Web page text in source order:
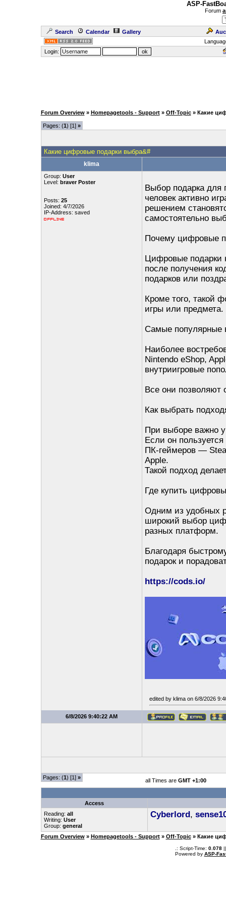
ASP-
Forum
Search Calendar Gallery
Login:
Forum Overview » Homepagetools - Support » Off-Topic » Какие
Pages: (1) [1] »
Какие цифровые подарки выбра&#
klima
Group: User
Level: braver Poster
Posts: 25
Joined: 4/7/2026
IP-Address: saved
Выбор подарка для
человек активно
решением
самостоятельно
Почему цифровые
Цифровые подарки
после получения
подарков или
Кроме того, такой
игры или предмета.
Самые популярные
Наиболее
Nintendo eShop,
внутриигровые
Все они позволяют
Как выбрать
При выборе важно
Если он
ПК-геймеров —
Apple.
Такой подход
Где купить
Одним из удобных
широкий выбор
разных платформ.
Благодаря
подарок и
https://cods.io/
edited by klima on 6/8/2026
6/8/2026 9:40:22 AM
Pages: (1) [1] » all Times are GMT +1:00
Access
Reading: all
Writing: User
Group: general
Cyberlord,
Forum Overview » Homepagetools - Support » Off-Topic » Какие
.: Script-Time: 0.078||
Powered by ASP-